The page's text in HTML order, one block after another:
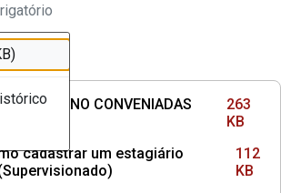
principal
- Escola Superior
DE ENSINO CONVENIADAS
263
KB
cadastrar um estagiário
112
KB